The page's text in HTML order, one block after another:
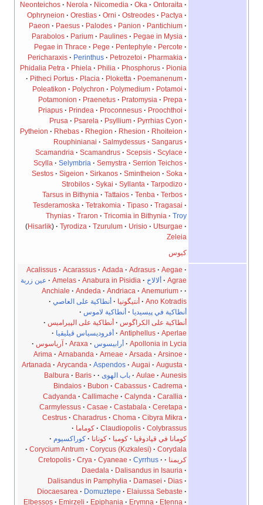
Neonteichos
Nerola Nicomedia Oka
Ophryneion
Orestias Orni Ostreodes
Paeon
Paesus Palodes Panion
Parabolos
Parium Paulines
Pegae in Mysia
Pegae in Thrace
Pege Pentephyle
Pericharaxis
Perinthus Petrozetoi
Phidalia Petra
Phiela Philia Phosphorus
Pitheci Portus
Placia Ploketta
Poleatikon
Polychron Polymedium
Potamonion
Praenetus Pratomysia
Priapus
Prindea Proconnesus
Prusa
Psarela Psyllium
Pytheion
Rhebas Rhegion Rhesion
Rouphinianai
Salmydessus
Scamandria
Scamandrus Scepsis
Scylla
Selymbria Semystra
Serrion Teichos
Sestos
Sigeion Sirkanos Smintheion
Strobilos
Sykai Syllanta
Tarsus in Bithynia
Tattaios Tenba
Tesderamoska
Tetrakomia Tipaso
Thynias
Traron Tricomia in Bithynia
(Hisarlik) Tyrodiza Tzurulum Urisio
Acalissus Acarassus Adada Adrasus
Amelas Anabura in Pisidia
عين زربة
Anchiale
Andeda Andriaca
أنتيگونيا
أنطاكية على العاصي
أنطاكية في پيسيديا
أنطاكية لاموس
أنطاكية على الكراگوس
أنطاكية على الپيراميس
Antiphellus
أفروديسياس قيليقيا
Apollonia in Lycia
أرابيسوس Araxa
آرياسوس
Arima
Arnabanda Arneae Arsada
Artanada
Arycanda Aspendos Augai
Aulae
باب الهوى Balbura
Baris
Bindaios
Bubon Cabassus
Cadyanda
Callimache Calynda
Carmylessus
Casae Castabala
Cestrus
Charadrus Choma
Claudiopolis
كوماما
كومانا في قپادوقيا
كومبا كونانا
كوراكسيوم
Corycium Antrum
Corycus (Kızkalesi)
Cretopolis Crya Cyaneae
Cyrrhus
Daedala
Dalisandus in Isauria
Dalisandus in Pamphylia
Damasei
Diocaesarea
Domuztepe
Elaiussa Sebaste
Elbessos
Emirzeli Epiphania Erymna